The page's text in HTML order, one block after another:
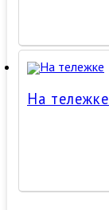
На тележке